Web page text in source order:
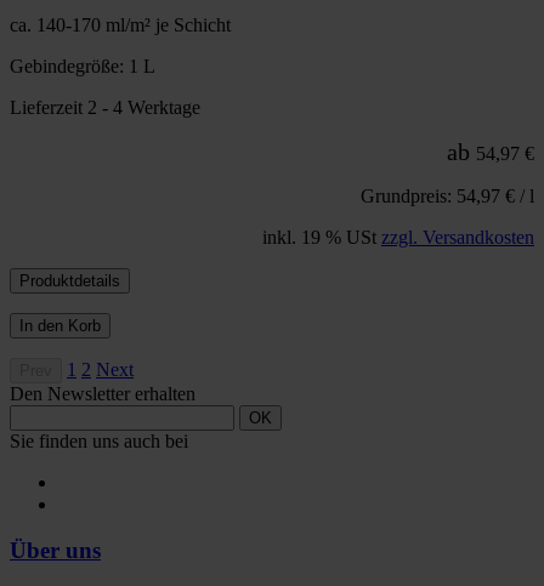
ca. 140-170 ml/m² je Schicht
Gebindegröße: 1 L
Lieferzeit 2 - 4 Werktage
ab 54,97 €
Grundpreis: 54,97 € / l
inkl. 19 % USt zzgl. Versandkosten
Produktdetails
In den Korb
1 2 Next
Den Newsletter erhalten
OK
Sie finden uns auch bei
Über uns